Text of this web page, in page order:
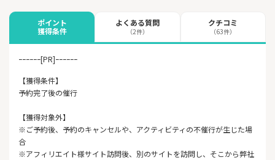
ポイント
獲得条件
よくある質問
（2件）
クチコミ
（63件）
ｰｰｰｰｰｰ[PR]ｰｰｰｰｰｰ
【獲得条件】
予約完了後の催行
【獲得対象外】
※ご予約後、予約のキャンセルや、アクティビティの不催行が生じた場
合
※アフィリエイト様サイト訪問後、別のサイトを訪問し、そこから弊社